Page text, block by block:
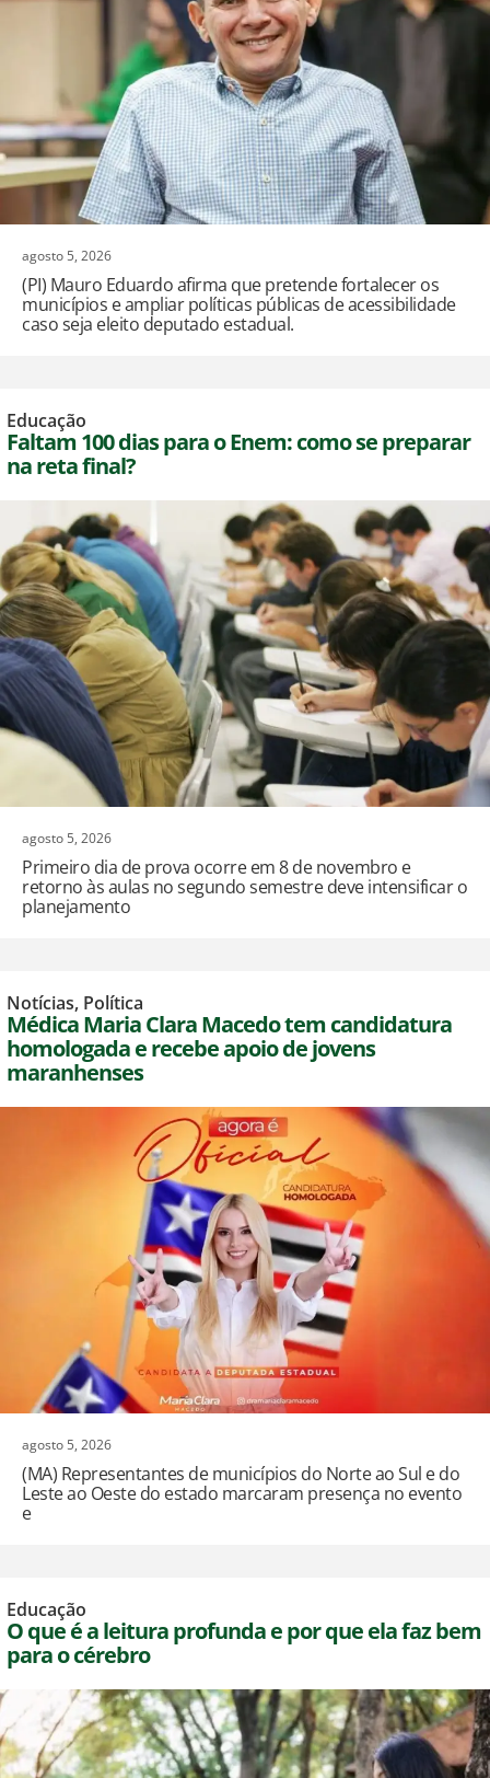
agosto 5, 2026
(PI) Mauro Eduardo afirma que pretende fortalecer os
municípios e ampliar políticas públicas de acessibilidade
caso seja eleito deputado estadual.
Educação
Faltam 100 dias para o Enem: como se preparar
na reta final?
agosto 5, 2026
Primeiro dia de prova ocorre em 8 de novembro e
retorno às aulas no segundo semestre deve intensificar o
planejamento
Notícias, Política
Médica Maria Clara Macedo tem candidatura
homologada e recebe apoio de jovens
maranhenses
agosto 5, 2026
(MA) Representantes de municípios do Norte ao Sul e do
Leste ao Oeste do estado marcaram presença no evento
e
Educação
O que é a leitura profunda e por que ela faz bem
para o cérebro